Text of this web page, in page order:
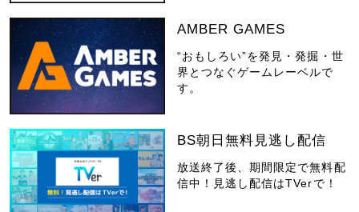
AMBER GAMES
“おもしろい”を発見・発掘・世
界とつなぐゲームレーベルで
す。
BS朝日無料見逃し配信
放送終了後、期間限定で無料配
信中！見逃し配信はTVerで！